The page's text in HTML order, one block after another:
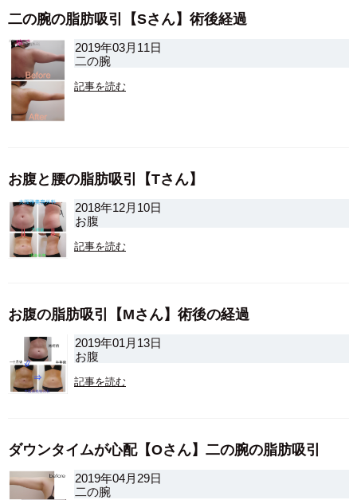
二の腕の脂肪吸引【Sさん】術後経過
2019年03月11日
二の腕
記事を読む
お腹と腰の脂肪吸引【Tさん】
2018年12月10日
お腹
記事を読む
お腹の脂肪吸引【Mさん】術後の経過
2019年01月13日
お腹
記事を読む
ダウンタイムが心配【Oさん】二の腕の脂肪吸引
2019年04月29日
二の腕